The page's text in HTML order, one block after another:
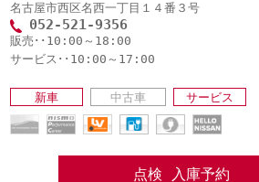
名古屋市西区名西一丁目１４番３号
052-521-9356
販売･･10:00～18:00
サービス･･10:00～17:00
新車 中古車 サービス
点検 入庫予約